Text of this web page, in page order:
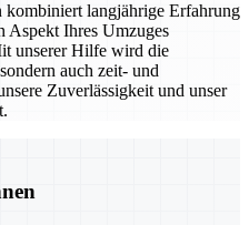
kombiniert langjährige Erfahrung
Aspekt Ihres Umzuges
unserer Hilfe wird die
auch zeit- und
Zuverlässigkeit und unser